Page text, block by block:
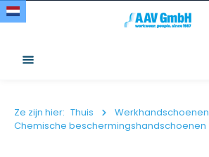
Overslaan en naar de inhoud gaan
Ze zijn hier: Thuis
Werkhandschoenen
Chemische beschermingshandschoenen